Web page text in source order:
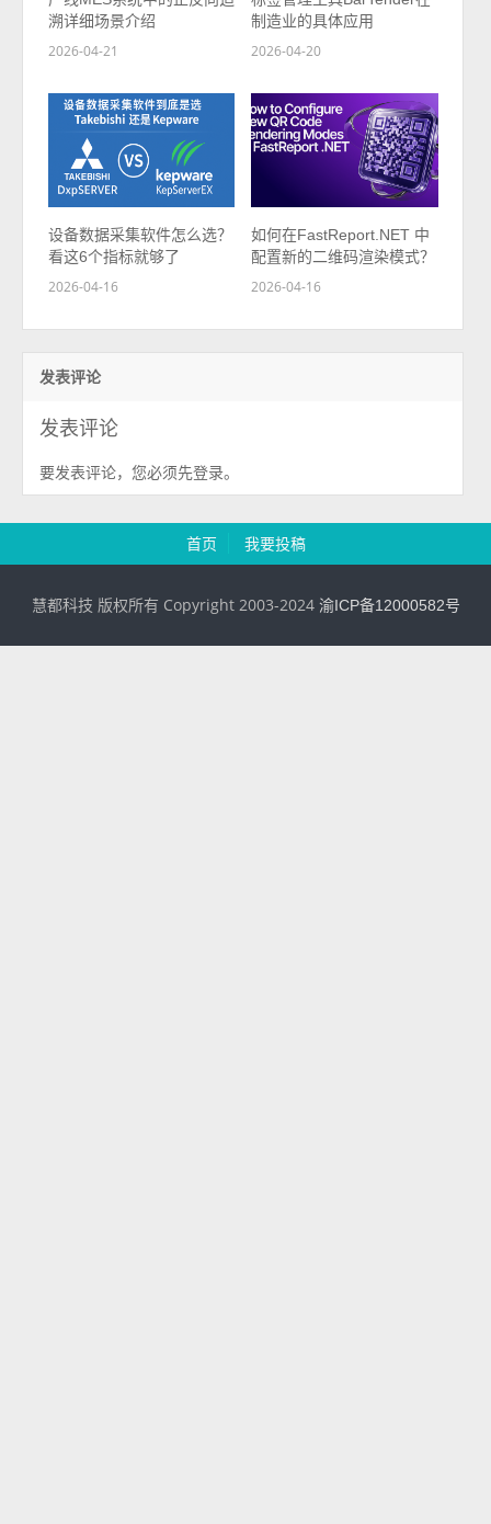
溯详细场景介绍
2026-04-21
制造业的具体应用
2026-04-20
设备数据采集软件怎么选？
看这6个指标就够了
2026-04-16
如何在FastReport.NET 中
配置新的二维码渲染模式？
2026-04-16
发表评论
发表评论
要发表评论，您必须先登录。
首页 我要投稿
慧都科技 版权所有 Copyright 2003-2024 渝ICP备12000582号